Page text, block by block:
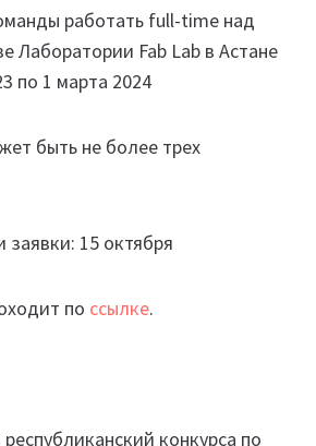
работать full-time над
Лаборатории Fab Lab в Астане
по 1 марта 2024
быть не более трех
15 октября
по ссылке.
конкурса по